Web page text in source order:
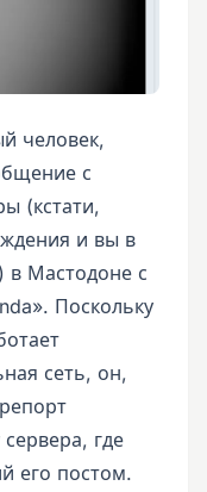
человек,
с
(кстати,
и вы в
в Мастодоне с
Поскольку
сеть, он,
где
его постом.